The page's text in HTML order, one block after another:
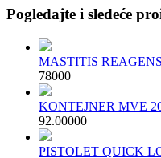
Pogledajte i sledeće
MASTITIS REAGENS
78000
KONTEJNER MVE
92.00000
PISTOLET QUICK